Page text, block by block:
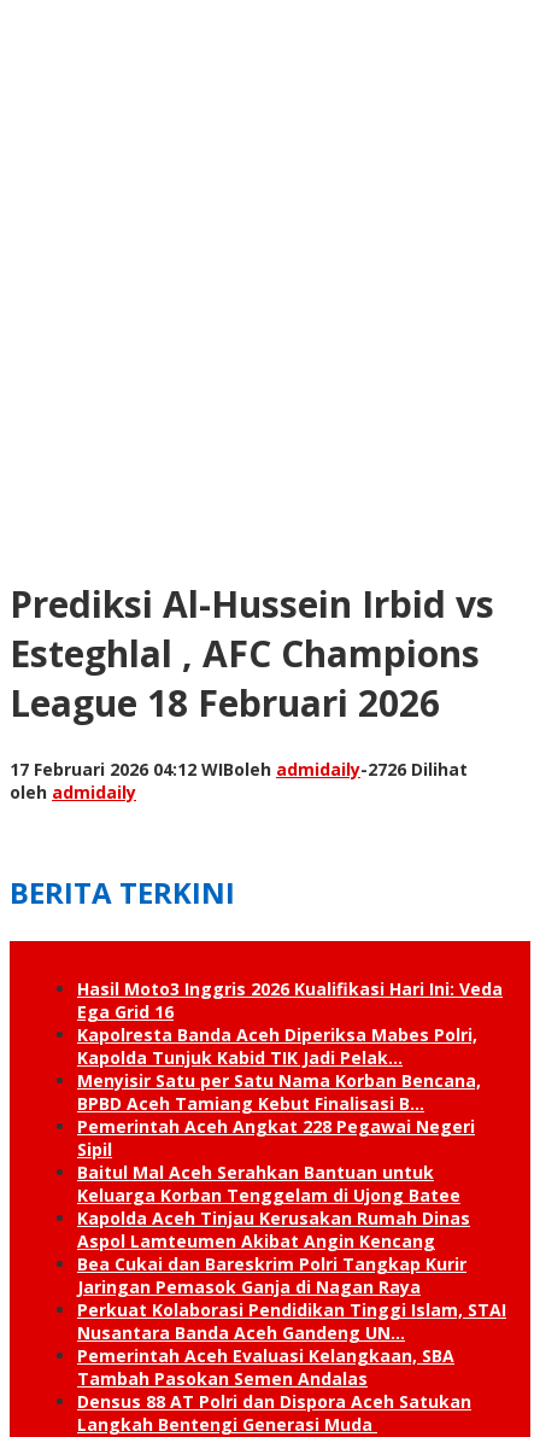
Prediksi Al-Hussein Irbid vs
Esteghlal , AFC Champions
League 18 Februari 2026
17 Februari 2026 04:12 WIBoleh admidaily-2726 Dilihat
oleh admidaily
BERITA TERKINI
Hasil Moto3 Inggris 2026 Kualifikasi Hari Ini: Veda
Ega Grid 16
Kapolresta Banda Aceh Diperiksa Mabes Polri,
Kapolda Tunjuk Kabid TIK Jadi Pelak…
Menyisir Satu per Satu Nama Korban Bencana,
BPBD Aceh Tamiang Kebut Finalisasi B…
Pemerintah Aceh Angkat 228 Pegawai Negeri
Sipil
Baitul Mal Aceh Serahkan Bantuan untuk
Keluarga Korban Tenggelam di Ujong Batee
Kapolda Aceh Tinjau Kerusakan Rumah Dinas
Aspol Lamteumen Akibat Angin Kencang
Bea Cukai dan Bareskrim Polri Tangkap Kurir
Jaringan Pemasok Ganja di Nagan Raya
Perkuat Kolaborasi Pendidikan Tinggi Islam, STAI
Nusantara Banda Aceh Gandeng UN…
Pemerintah Aceh Evaluasi Kelangkaan, SBA
Tambah Pasokan Semen Andalas
Densus 88 AT Polri dan Dispora Aceh Satukan
Langkah Bentengi Generasi Muda